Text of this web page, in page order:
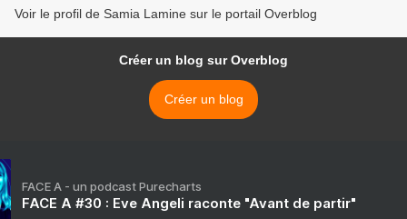
Voir le profil de Samia Lamine sur le portail Overblog
Créer un blog sur Overblog
Créer un blog
FACE A - un podcast Purecharts
FACE A #30 : Eve Angeli raconte "Avant de partir"